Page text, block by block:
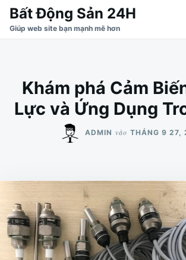
Nhảy
đến
Tìm
kiếm
Bất Động Sản 24H
Giúp web site bạn mạnh mẽ hơn
Khám phá Cảm
Lực và Ứng Dụng
ADMIN vào THÁNG 9 27,